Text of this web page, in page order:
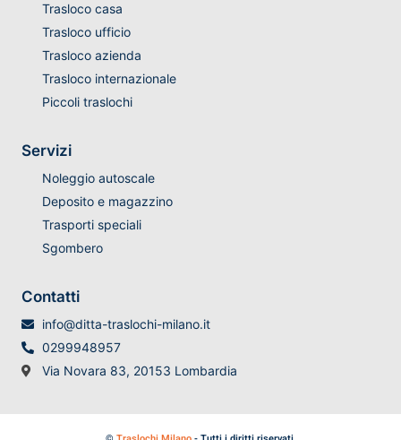
Trasloco casa
Trasloco ufficio
Trasloco azienda
Trasloco internazionale
Piccoli traslochi
Servizi
Noleggio autoscale
Deposito e magazzino
Trasporti speciali
Sgombero
Contatti
info@ditta-traslochi-milano.it
0299948957
Via Novara 83, 20153 Lombardia